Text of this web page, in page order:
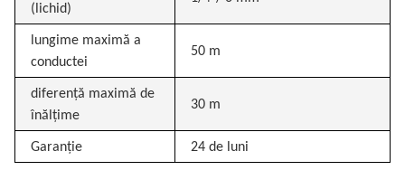
(lichid)
lungime maximă a
conductei
50 m
diferență maximă de
înălțime
30 m
Garanție 24 de luni